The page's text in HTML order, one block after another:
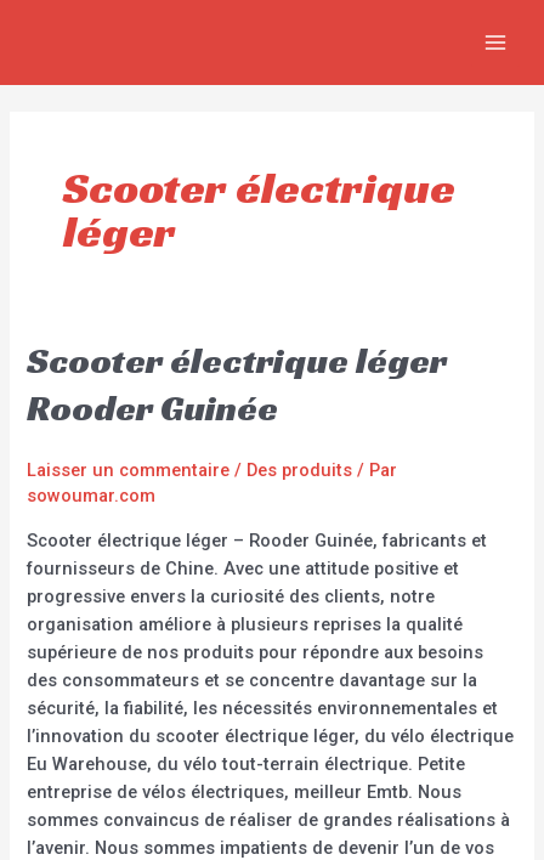
Scooter électrique
léger
Scooter électrique léger
Rooder Guinée
Laisser un commentaire / Des produits / Par
sowoumar.com
Scooter électrique léger – Rooder Guinée, fabricants et
fournisseurs de Chine. Avec une attitude positive et
progressive envers la curiosité des clients, notre
organisation améliore à plusieurs reprises la qualité
supérieure de nos produits pour répondre aux besoins
des consommateurs et se concentre davantage sur la
sécurité, la fiabilité, les nécessités environnementales et
l’innovation du scooter électrique léger, du vélo électrique
Eu Warehouse, du vélo tout-terrain électrique. Petite
entreprise de vélos électriques, meilleur Emtb. Nous
sommes convaincus de réaliser de grandes réalisations à
l’avenir. Nous sommes impatients de devenir l’un de vos